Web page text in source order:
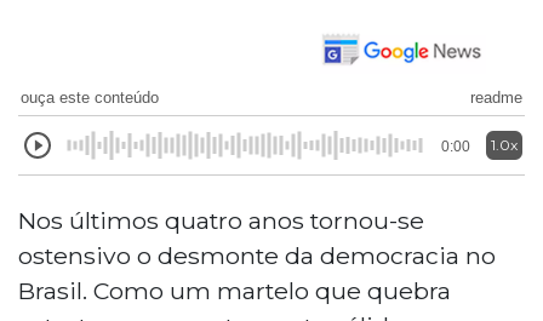
ouça este conteúdo readme
0:00 1.0x
Nos últimos quatro anos tornou-se
ostensivo o desmonte da democracia no
Brasil. Como um martelo que quebra